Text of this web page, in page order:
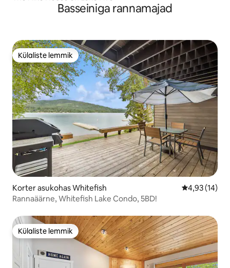
Basseiniga rannamajad
Külaliste lemmik
Külaliste lemmik
Korter asukohas Whitefish Keskmine
4,93 (14)
Rannaäärne, Whitefish Lake Condo, 5BD!
Külaliste lemmik
Külaliste lemmik